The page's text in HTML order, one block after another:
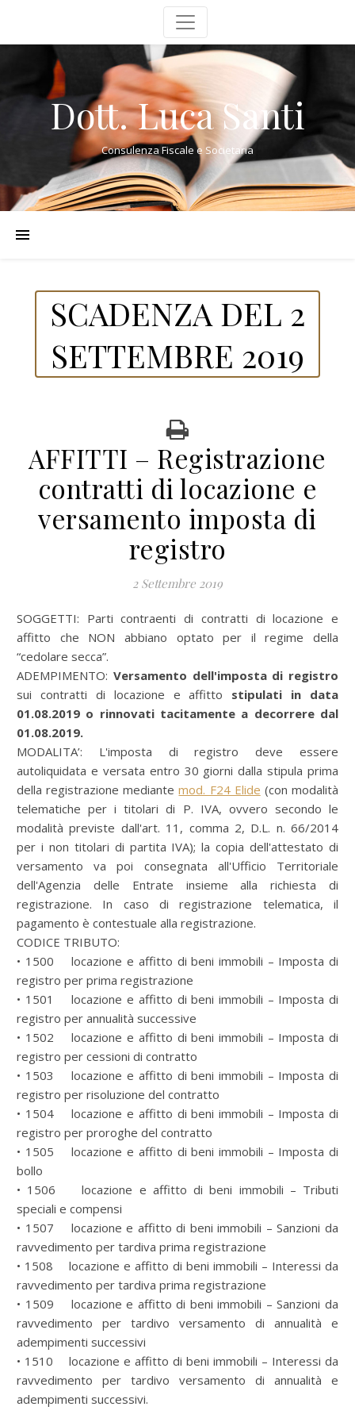
Dott. Luca Santi
Consulenza Fiscale e Societaria
SCADENZA DEL 2
SETTEMBRE 2019
AFFITTI – Registrazione
contratti di locazione e
versamento imposta di
registro
2 Settembre 2019
SOGGETTI: Parti contraenti di contratti di locazione e
affitto che NON abbiano optato per il regime della
“cedolare secca”.
ADEMPIMENTO: Versamento dell'imposta di registro
sui contratti di locazione e affitto stipulati in data
01.08.2019 o rinnovati tacitamente a decorrere dal
01.08.2019.
MODALITA’: L'imposta di registro deve essere
autoliquidata e versata entro 30 giorni dalla stipula prima
della registrazione mediantemod. F24 Elide (con modalità
telematiche per i titolari di P. IVA, ovvero secondo le
modalità previste dall'art. 11, comma 2, D.L. n. 66/2014
per i non titolari di partita IVA); la copia dell'attestato di
versamento va poi consegnata all'Ufficio Territoriale
dell'Agenzia delle Entrate insieme alla richiesta di
registrazione. In caso di registrazione telematica, il
pagamento è contestuale alla registrazione.
CODICE TRIBUTO:
• 1500 locazione e affitto di beni immobili – Imposta di
registro per prima registrazione
• 1501 locazione e affitto di beni immobili – Imposta di
registro per annualità successive
• 1502 locazione e affitto di beni immobili – Imposta di
registro per cessioni di contratto
• 1503 locazione e affitto di beni immobili – Imposta di
registro per risoluzione del contratto
• 1504 locazione e affitto di beni immobili – Imposta di
registro per proroghe del contratto
• 1505 locazione e affitto di beni immobili – Imposta di
bollo
• 1506 locazione e affitto di beni immobili – Tributi
speciali e compensi
• 1507 locazione e affitto di beni immobili – Sanzioni da
ravvedimento per tardiva prima registrazione
• 1508 locazione e affitto di beni immobili – Interessi da
ravvedimento per tardiva prima registrazione
• 1509 locazione e affitto di beni immobili – Sanzioni da
ravvedimento per tardivo versamento di annualità e
adempimenti successivi
• 1510 locazione e affitto di beni immobili – Interessi da
ravvedimento per tardivo versamento di annualità e
adempimenti successivi.